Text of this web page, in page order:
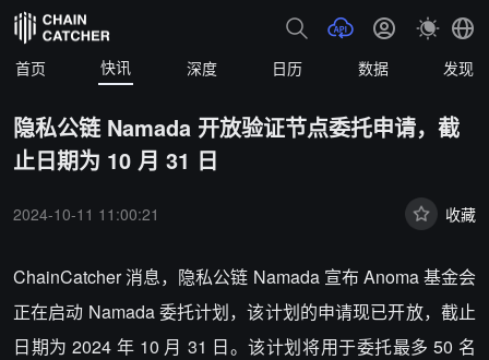
首页 快讯 深度 日历 数据 发现
隐私公链 Namada 开放验证节点委托申请，截
止日期为 10 月 31 日
2024-10-11 11:00:21 收藏
ChainCatcher 消息，隐私公链 Namada 宣布 Anoma 基金会
正在启动 Namada 委托计划，该计划的申请现已开放，截止
日期为 2024 年 10 月 31 日。该计划将用于委托最多 50 名